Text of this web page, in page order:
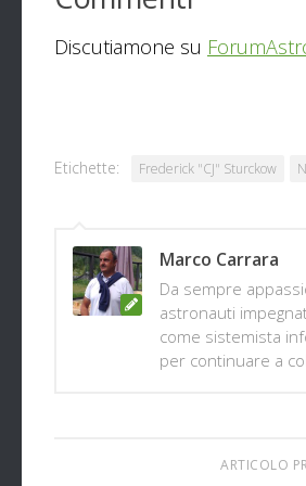
Discutiamone su
Etichette: Frederick "CJ" Sturckow
Marco Carrara
Da sempre
astronauti
come sistemista
per continuare a
ARTICOLO